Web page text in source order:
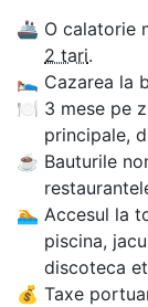
🚢 O calatorie
2 tari.
🛌 Cazarea la
🍽 3 mese pe
principale,
☕ Bauturile
🏊‍ Accesul la
piscina,
discoteca
💰 Taxe